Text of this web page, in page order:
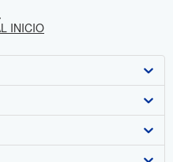
INICIO